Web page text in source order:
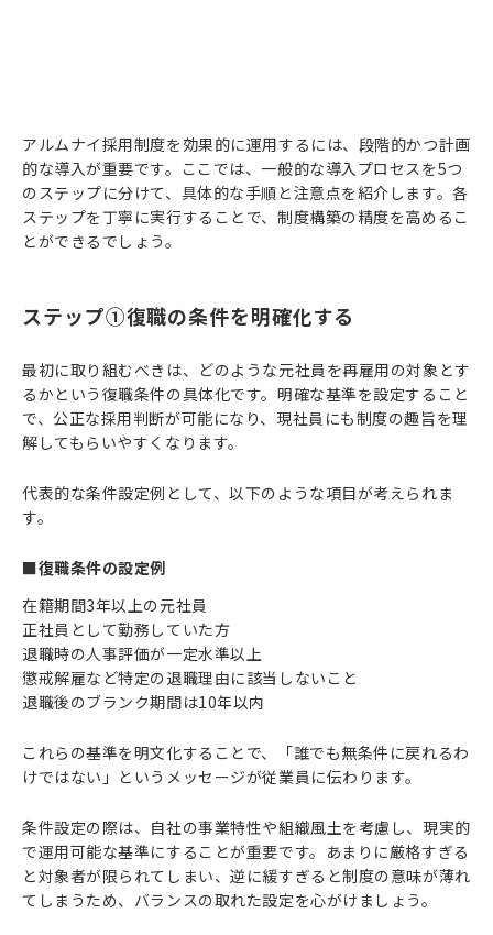
アルムナイ採用制度を効果的に運用するには、段階的かつ計画
的な導入が重要です。ここでは、一般的な導入プロセスを5つ
のステップに分けて、具体的な手順と注意点を紹介します。各
ステップを丁寧に実行することで、制度構築の精度を高めるこ
とができるでしょう。
ステップ①復職の条件を明確化する
最初に取り組むべきは、どのような元社員を再雇用の対象とす
るかという復職条件の具体化です。明確な基準を設定すること
で、公正な採用判断が可能になり、現社員にも制度の趣旨を理
解してもらいやすくなります。
代表的な条件設定例として、以下のような項目が考えられま
す。
■復職条件の設定例
在籍期間3年以上の元社員
正社員として勤務していた方
退職時の人事評価が一定水準以上
懲戒解雇など特定の退職理由に該当しないこと
退職後のブランク期間は10年以内
これらの基準を明文化することで、「誰でも無条件に戻れるわ
けではない」というメッセージが従業員に伝わります。
条件設定の際は、自社の事業特性や組織風土を考慮し、現実的
で運用可能な基準にすることが重要です。あまりに厳格すぎる
と対象者が限られてしまい、逆に緩すぎると制度の意味が薄れ
てしまうため、バランスの取れた設定を心がけましょう。